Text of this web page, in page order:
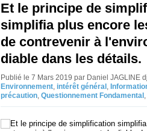
Et le principe de
simplifia plus encore
de contrevenir à
diable dans les détails.
Publié le 7 Mars 2019 par Daniel JAGLINE
Environnement, intérêt général ,
précaution, Questionnement Fondamental ,